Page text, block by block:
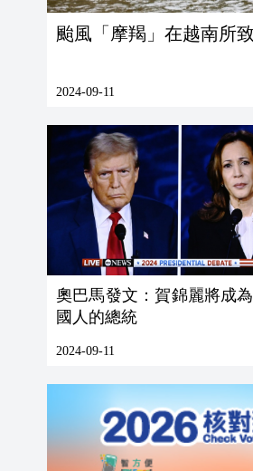
颱風「摩羯」在越南所
2024-09-11
奧巴馬發文：賀錦麗將成
國人的總統
2024-09-11